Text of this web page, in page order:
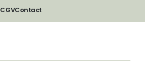
CGVContact